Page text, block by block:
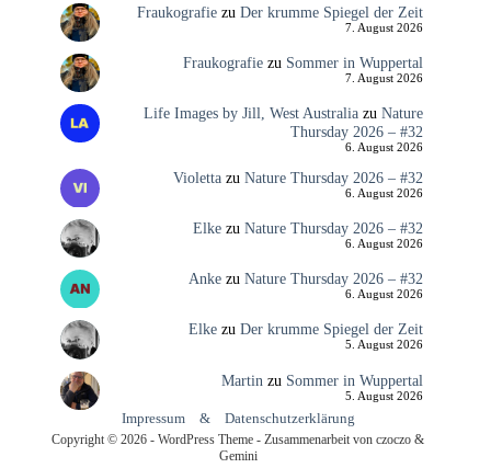
Fraukografiezu Der krumme Spiegel der Zeit
7. August 2026
Fraukografiezu Sommer in Wuppertal
7. August 2026
Life Images by Jill, West Australiazu Nature
Thursday 2026 – #32
6. August 2026
Violettazu Nature Thursday 2026 – #32
6. August 2026
Elkezu Nature Thursday 2026 – #32
6. August 2026
Ankezu Nature Thursday 2026 – #32
6. August 2026
Elkezu Der krumme Spiegel der Zeit
5. August 2026
Martin zu Sommer in Wuppertal
5. August 2026
Impressum & Datenschutzerklärung
Copyright © 2026 - WordPress Theme - Zusammenarbeit von czoczo &
Gemini